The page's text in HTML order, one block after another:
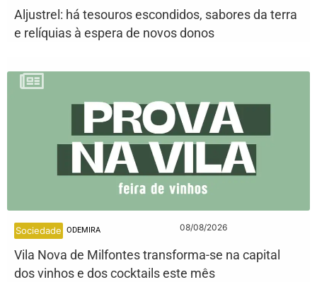
Aljustrel: há tesouros escondidos, sabores da terra
e relíquias à espera de novos donos
Sociedade ODEMIRA 08/08/2026
Vila Nova de Milfontes transforma-se na capital
dos vinhos e dos cocktails este mês